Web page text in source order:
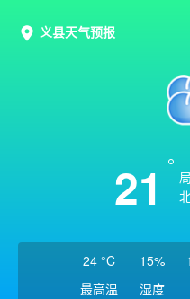
义县天气预报
21
24 °C
最高温
15%
湿度